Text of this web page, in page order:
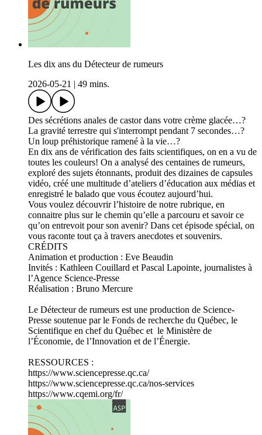
Les dix ans du Détecteur de rumeurs
2026-05-21
49 mins.
Des sécrétions anales de castor dans votre crème glacée…?
La gravité terrestre qui s'interrompt pendant 7 secondes…?
Un loup préhistorique ramené à la vie…?
En dix ans de vérification des faits scientifiques, on en a vu de
toutes les couleurs! On a analysé des centaines de rumeurs,
exploré des sujets étonnants, produit des dizaines de capsules
vidéo, créé une multitude d’ateliers d’éducation aux médias et
enregistré le balado que vous écoutez aujourd’hui.
Vous voulez découvrir l’histoire de notre rubrique, en
connaitre plus sur le chemin qu’elle a parcouru et savoir ce
qu’on entrevoit pour son avenir? Dans cet épisode spécial, on
vous raconte tout ça à travers anecdotes et souvenirs.
CRÉDITS
Animation et production : Eve Beaudin
Invités : Kathleen Couillard et Pascal Lapointe, journalistes à
l’Agence Science-Presse
Réalisation : Bruno Mercure
Le Détecteur de rumeurs est une production de Science-
Presse soutenue par le Fonds de recherche du Québec, le
Scientifique en chef du Québec et le Ministère de
l’Économie, de l’Innovation et de l’Énergie.
RESSOURCES :
https://www.sciencepresse.qc.ca/
https://www.sciencepresse.qc.ca/nos-services
https://www.cqemi.org/fr/